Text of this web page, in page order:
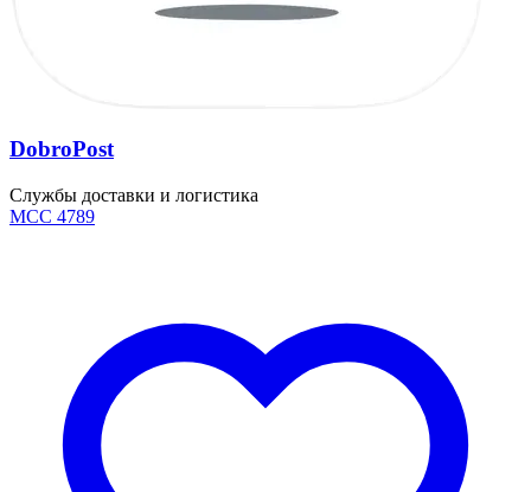
DobroPost
Службы доставки и логистика
MCC 4789